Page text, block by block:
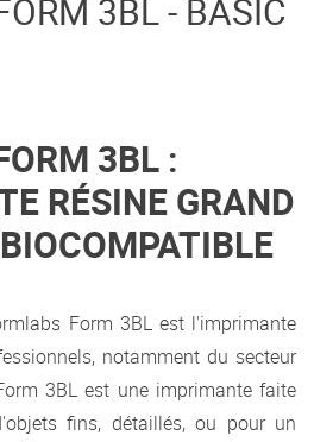
3BL - BASIC
3BL :
RÉSINE GRAND
Form 3BL est l'imprimante
notamment du secteur
3BL est une imprimante faite
fins, détaillés, ou pour un